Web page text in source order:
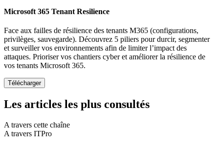
Microsoft 365 Tenant Resilience
Face aux failles de résilience des tenants M365 (configurations,
privilèges, sauvegarde). Découvrez 5 piliers pour durcir, segmenter
et surveiller vos environnements afin de limiter l’impact des
attaques. Prioriser vos chantiers cyber et améliorer la résilience de
vos tenants Microsoft 365.
Les articles les plus consultés
A travers cette chaîne
A travers ITPro